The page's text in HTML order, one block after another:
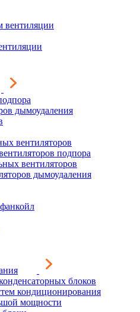
вентиляции
дымоудаления
вентиляторов
подпора
вентиляторов
дымоудаления
блоков
кондиционирования
мощности